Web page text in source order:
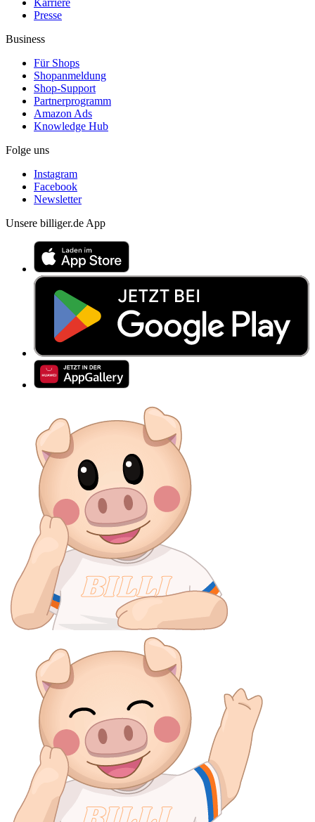
Karriere
Presse
Business
Für Shops
Shopanmeldung
Shop-Support
Partnerprogramm
Amazon Ads
Knowledge Hub
Folge uns
Instagram
Facebook
Newsletter
Unsere billiger.de App